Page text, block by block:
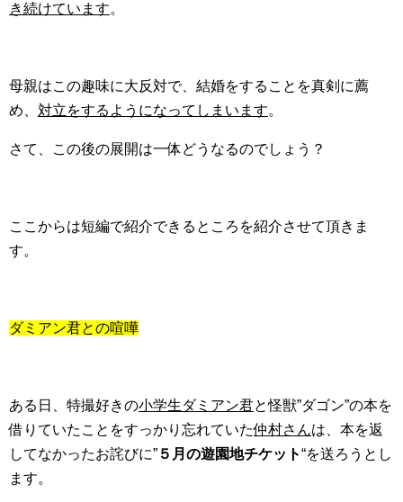
き続けています。
母親はこの趣味に大反対で、結婚をすることを真剣に薦
め、 対立をするようになってしまいます。
さて、この後の展開は一体どうなるのでしょう？
ここからは短編で紹介できるところを紹介させて頂きま
す。
ダミアン君との喧嘩
ある日、特撮好きの小学生ダミアン君と怪獣”ダゴン”の本を
借りていたことをすっかり忘れていた仲村さんは、本を返
してなかったお詫びに” ５月の遊園地チケット“を送ろうとし
ます。